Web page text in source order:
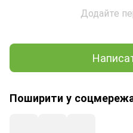
Додайте
Поширити у